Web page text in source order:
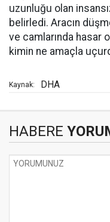
uzunluğu olan
belirledi. Aracın
ve camlarında hasar
kimin ne amaçla
Kaynak: DHA
HABERE